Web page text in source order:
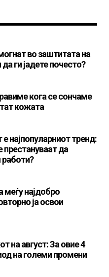
во заштитата на
ги јадете почесто?
кога се сончаме
кожата
е најпопуларниот тренд:
престануваат да
работи?
меѓу најдобро
ја освои
на август: За овие 4
на големи промени